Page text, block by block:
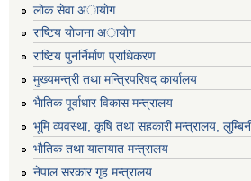
लाेक सेवा अायाेग
राष्टिय याेजना अायाेग
राष्टिय पुनर्निर्माण प्राधिकरण
मुख्यमन्त्री तथा मन्त्रिपरिषद् कार्यालय
भैातिक पूर्वाधार विकास मन्त्रालय
भूमि व्यवस्था, कृषि तथा सहकारी मन्त्रालय,
भाैतिक तथा यातायात मन्त्रालय
नेपाल सरकार गृह मन्त्रालय